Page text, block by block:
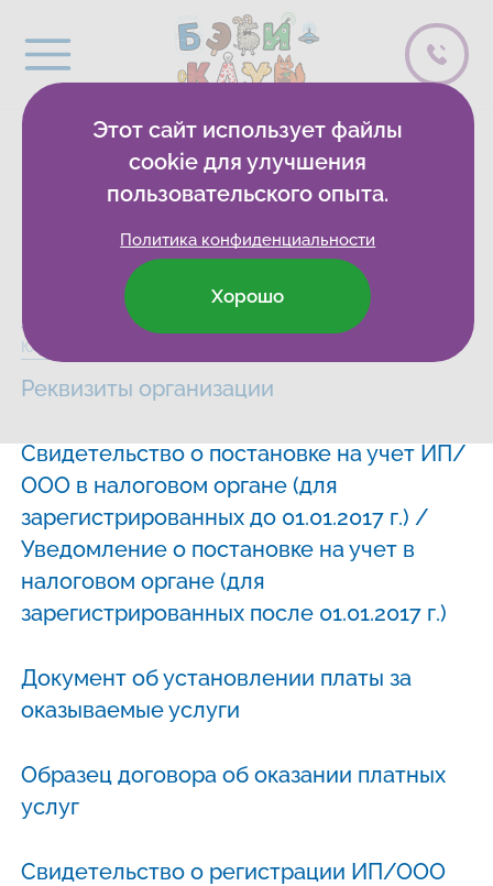
Документы
организации
Развивающие клубы
Белорецк
Клуб в Белорецке
Реквизиты организации
Свидетельство о постановке на учет ИП/
ООО в налоговом органе (для
зарегистрированных до 01.01.2017 г.) /
Уведомление о постановке на учет в
налоговом органе (для
зарегистрированных после 01.01.2017 г.)
Документ об установлении платы за
оказываемые услуги
Образец договора об оказании платных
услуг
Свидетельство о регистрации ИП/ООО
Этот сайт использует файлы
cookie для улучшения
пользовательского опыта.
Политика конфиденциальности
Хорошо